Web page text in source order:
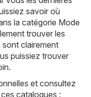
savoir où
la catégorie Mode
trouver les
clairement
puissiez trouver
et consultez
catalogues :